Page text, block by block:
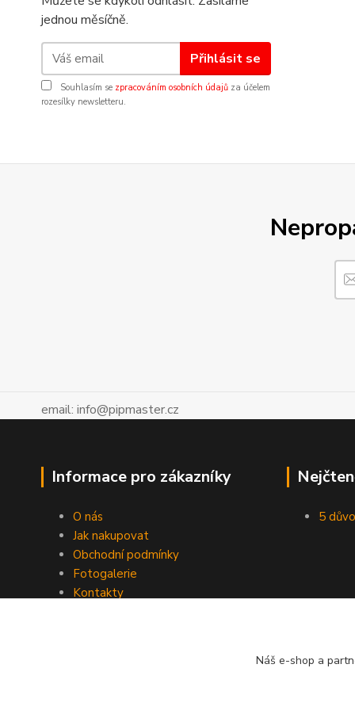
jednou měsíčně.
Přihlásit se
Souhlasím se zpracováním osobních údajů za účelem
rozesílky newsletteru.
email: info@pipmaster.cz
Informace pro zákazníky
O nás
Jak nakupovat
Obchodní podmínky
Fotogalerie
Kontakty
5
Náš e-shop a